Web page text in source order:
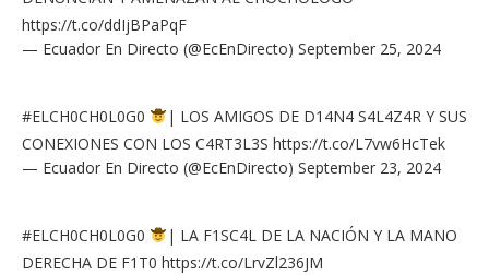
https://t.co/ddIjBPaPqF
— Ecuador En Directo (@EcEnDirecto) September 25, 2024
#ELCH0CH0L0G0
| LOS AMIGOS DE D14N4 S4L4Z4R Y SUS
CONEXIONES CON LOS C4RT3L3S https://t.co/L7vw6HcTek
— Ecuador En Directo (@EcEnDirecto) September 23, 2024
#ELCH0CH0L0G0
| LA F1SC4L DE LA NACIÓN Y LA MANO
DERECHA DE F1T0 https://t.co/LrvZl236JM